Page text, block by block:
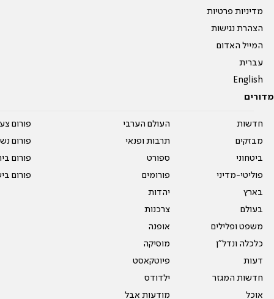
מדיניות פרטיות
הצהרת נגישות
המייל האדום
עברית
English
מדורים
חדשות
מבזקים
ביטחוני
פוליטי-מדיני
בארץ
בעולם
משפט ופלילים
כלכלה ונדל"ן
דעות
חדשות המגזר
אוכל
העולם הערבי
תרבות ופנאי
ספורט
פורומים
יהדות
צרכנות
אופנה
מוסיקה
פיוטקאסט
ילדודס
מודעות אבל
פורום
פורום
פורום
פורום